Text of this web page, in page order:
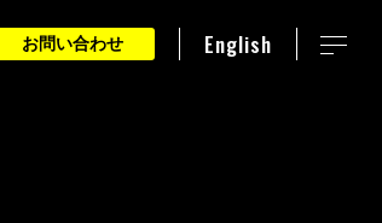
お問い合わせ English